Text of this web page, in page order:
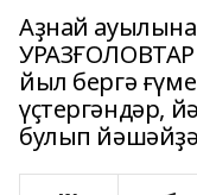
Аҙнай
УРАЗҒОЛОВТАР
йыл бергә
үҫтергәндәр,
булып